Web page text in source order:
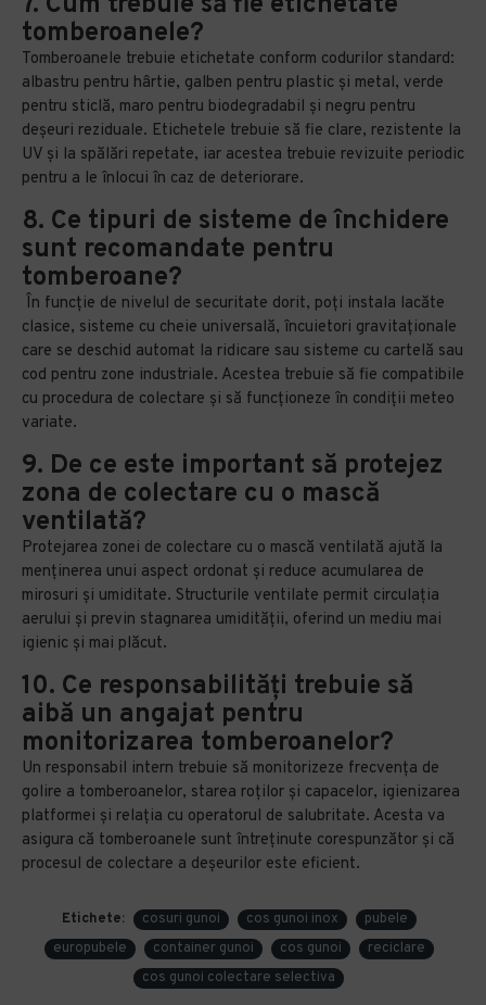
tomberoanele?
Tomberoanele trebuie etichetate conform codurilor standard:
albastru pentru hârtie, galben pentru plastic și metal, verde
pentru sticlă, maro pentru biodegradabil și negru pentru
deșeuri reziduale. Etichetele trebuie să fie clare, rezistente la
UV și la spălări repetate, iar acestea trebuie revizuite periodic
pentru a le înlocui în caz de deteriorare.
8. Ce tipuri de sisteme de închidere
sunt recomandate pentru
tomberoane?
În funcție de nivelul de securitate dorit, poți instala lacăte
clasice, sisteme cu cheie universală, încuietori gravitaționale
care se deschid automat la ridicare sau sisteme cu cartelă sau
cod pentru zone industriale. Acestea trebuie să fie compatibile
cu procedura de colectare și să funcționeze în condiții meteo
variate.
9. De ce este important să protejez
zona de colectare cu o mască
ventilată?
Protejarea zonei de colectare cu o mască ventilată ajută la
menținerea unui aspect ordonat și reduce acumularea de
mirosuri și umiditate. Structurile ventilate permit circulația
aerului și previn stagnarea umidității, oferind un mediu mai
igienic și mai plăcut.
10. Ce responsabilități trebuie să
aibă un angajat pentru
monitorizarea tomberoanelor?
Un responsabil intern trebuie să monitorizeze frecvența de
golire a tomberoanelor, starea roților și capacelor, igienizarea
platformei și relația cu operatorul de salubritate. Acesta va
asigura că tomberoanele sunt întreținute corespunzător și că
procesul de colectare a deșeurilor este eficient.
Etichete: cosuri gunoi cos gunoi inox
pubele
europubele
container gunoi cos gunoi
reciclare
cos gunoi colectare selectiva